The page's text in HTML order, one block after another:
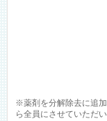
※薬剤を分解除去に追
ら全員にさせていただい